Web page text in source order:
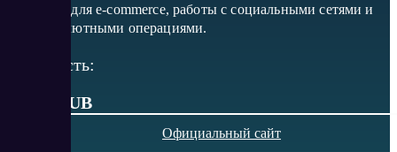
Подходит для e-commerce, работы с социальными сетями и
криптовалютными операциями.
Стоимость:
от 5.4 RUB
Официальный сайт